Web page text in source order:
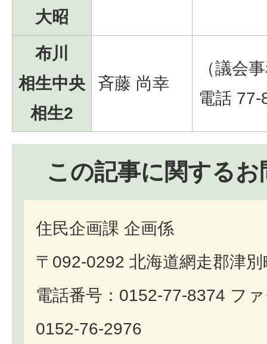
大昭
布川
相生中央
相生2
斉藤 尚幸
（議会
電話 77-
この記事に関する
住民企画課 企画係
〒092-0292 北海道網走郡津
電話番号：0152-77-8374 フ
0152-76-2976